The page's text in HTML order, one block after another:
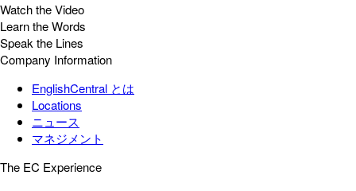
Watch the Video
Learn the Words
Speak the Lines
Company Information
EnglishCentral とは
Locations
ニュース
マネジメント
The EC Experience